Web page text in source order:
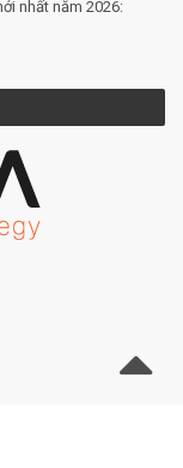
nhất năm 2026: